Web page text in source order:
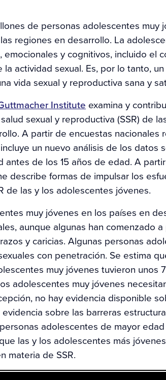
de personas adolescentes muy
regiones en desarrollo. La
y cognitivos, incluido el
actividad sexual. Es, por lo tanto,
vida sexual y reproductiva sana y
Institute examina y
sexual y reproductiva (SSR) de
A partir de encuestas nacionales
un nuevo análisis de los datos
antes de los 15 años de edad. A
describe formas de impulsar los
de las y los adolescentes jóvenes.
muy jóvenes en los países en
aunque algunas han comenzado
y caricias. Algunas personas
con penetración. Se estima
muy jóvenes tuvieron unos
adolescentes muy jóvenes
no hay evidencia disponible
sobre las barreras
adolescentes de mayor
las y los adolescentes más
materia de SSR.